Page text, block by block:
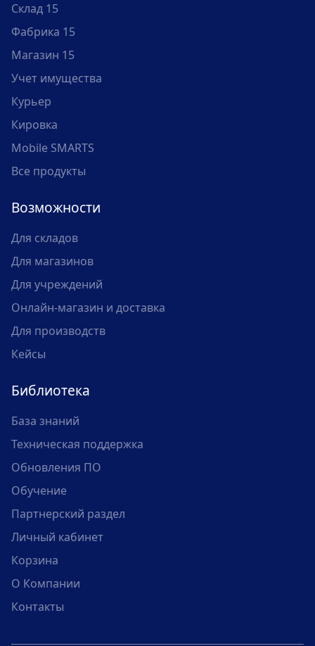
Склад 15
Фабрика 15
Магазин 15
Учет имущества
Курьер
Кировка
Mobile SMARTS
Все продукты
Возможности
Для складов
Для магазинов
Для учреждений
Онлайн-магазин и доставка
Для производств
Кейсы
Библиотека
База знаний
Техническая поддержка
Обновления ПО
Обучение
Партнерский раздел
Личный кабинет
Корзина
О Компании
Контакты